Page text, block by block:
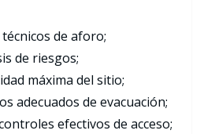
de aforo;
de riesgos;
máxima del sitio;
adecuados de evacuación;
efectivos de acceso;